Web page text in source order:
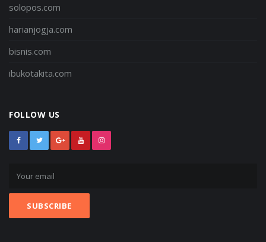
solopos.com
harianjogja.com
bisnis.com
ibukotakita.com
FOLLOW US